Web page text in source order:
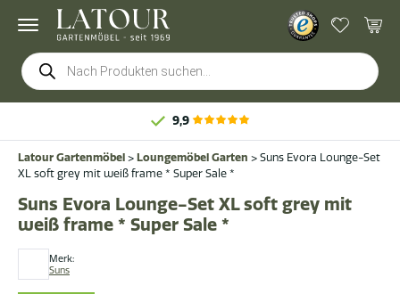
Products
search
9,9
Latour Gartenmöbel > Loungemöbel Garten > Suns Evora Lounge-Set
XL soft grey mit weiß frame * Super Sale *
Merk:
Suns
Suns Evora Lounge-Set XL soft grey mit
weiß frame * Super Sale *